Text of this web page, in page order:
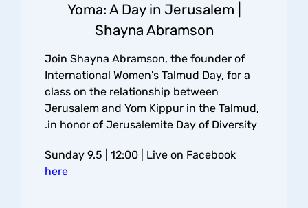
Yoma: A Day in Jerusalem |
Shayna Abramson
Join Shayna Abramson, the founder of
International Women's Talmud Day, for a
class on the relationship between
Jerusalem and Yom Kippur in the Talmud,
in honor of Jerusalemite Day of Diversity.
here